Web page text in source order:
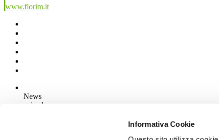
Informativa Cookie
www.florim.it
News
aziende